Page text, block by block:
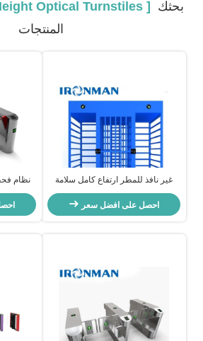
بحثك [ Full Height Optical Turnstiles ]
المنتجات
غير نافذ للمطر ارتفاع كامل سلامة
الباب الدوار بوابة الفولاذ المقاوم للصدأ
التحكم في الوصول
احصل على افضل سعر
نظام